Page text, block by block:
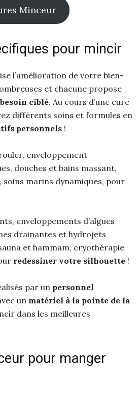
Minceur
pour mincir
l’amélioration de votre bien-
et chacune propose
besoin ciblé. Au cours d’une cure
différents soins et formules en
personnels !
enveloppement
douches et bains massant,
soins marins dynamiques, pour
enveloppements d’algues
drainantes et hydrojets
et hammam, cryothérapie
redessiner votre silhouette !
par un personnel
un matériel à la pointe de la
dans les meilleures
pour manger